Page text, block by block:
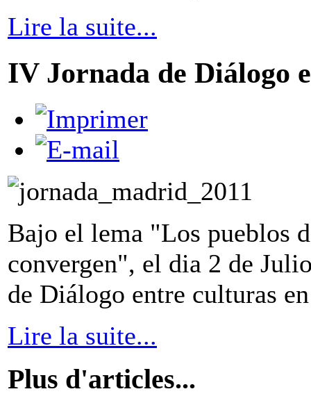
Lire la suite...
IV Jornada de Diálogo
Bajo el lema "Los pueblos
convergen", el dia 2 de
de Diálogo entre culturas
Lire la suite...
Plus d'articles...